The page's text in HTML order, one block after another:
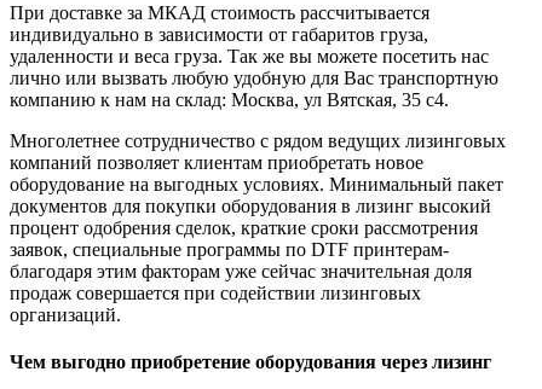
При доставке за МКАД стоимость рассчитывается
индивидуально в зависимости от габаритов груза,
удаленности и веса груза. Так же вы можете посетить нас
лично или вызвать любую удобную для Вас транспортную
компанию к нам на склад: Москва, ул Вятская, 35 c4.
Многолетнее сотрудничество с рядом ведущих лизинговых
компаний позволяет клиентам приобретать новое
оборудование на выгодных условиях. Минимальный пакет
документов для покупки оборудования в лизинг высокий
процент одобрения сделок, краткие сроки рассмотрения
заявок, специальные программы по DTF принтерам-
благодаря этим факторам уже сейчас значительная доля
продаж совершается при содействии лизинговых
организаций.
Чем выгодно приобретение оборудования через лизинг